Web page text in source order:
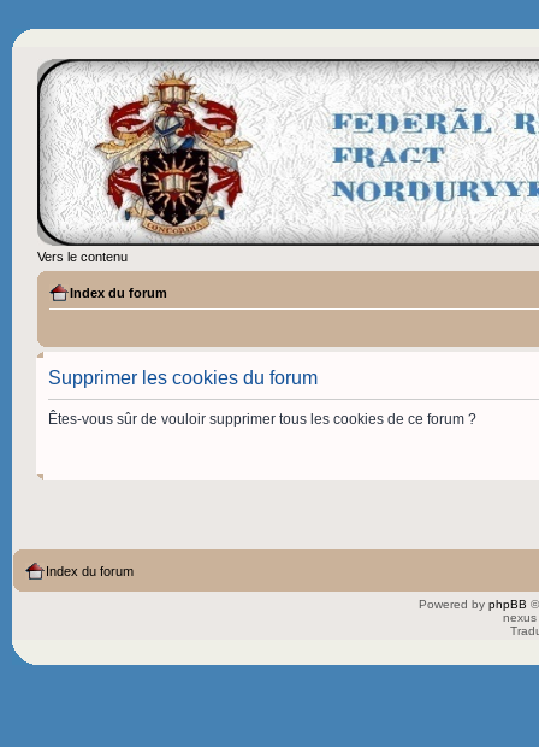
Vers le contenu
Index du forum
Supprimer les cookies du forum
Êtes-vous sûr de vouloir supprimer tous les cookies de ce forum ?
Index du forum
Powered by phpBB